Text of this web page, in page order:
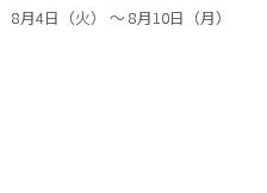
8月4日（火） ～ 8月10日（月）